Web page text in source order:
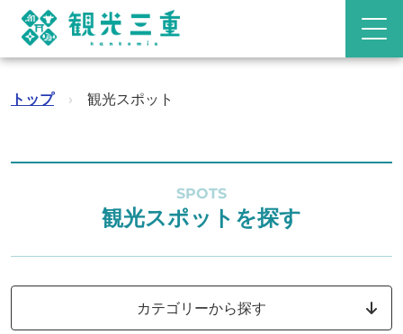
トップ › 観光スポット
SPOTS
観光スポットを探す
カテゴリーから探す